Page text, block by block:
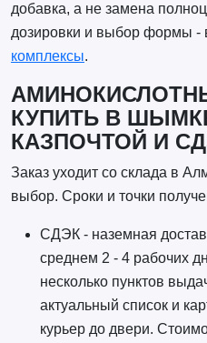
добавка, а не замена
дозировки и выбор формы -
комплексы.
КУПИТЬ В
КАЗПОЧТОЙ И
Заказ уходит со склада в
выбор. Сроки и точки
СДЭК - наземная
среднем 2 - 4 рабочих
несколько пунктов
актуальный список и
курьер до двери.